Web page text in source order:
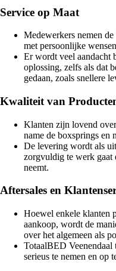
Service op Maat
Medewerkers nemen
met persoonlijke
Er wordt veel aandacht
oplossing, zelfs als dat
gedaan, zoals snellere
Kwaliteit van
Klanten zijn lovend
name de boxsprings en
De levering wordt als
zorgvuldig te werk gaat
neemt.
Aftersales en
Hoewel enkele klanten
aankoop, wordt de
over het algemeen als
TotaalBED
serieus te nemen en op